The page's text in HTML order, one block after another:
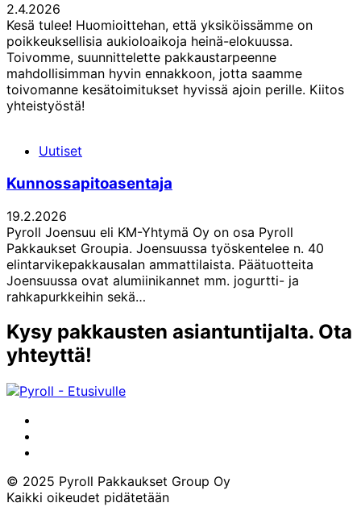
2.4.2026
Kesä tulee! Huomioittehan, että yksiköissämme on
poikkeuksellisia aukioloaikoja heinä-elokuussa.
Toivomme, suunnittelette pakkaustarpeenne
mahdollisimman hyvin ennakkoon, jotta saamme
toivomanne kesätoimitukset hyvissä ajoin perille. Kiitos
yhteistyöstä!
Uutiset
Kunnossapitoasentaja
19.2.2026
Pyroll Joensuu eli KM-Yhtymä Oy on osa Pyroll
Pakkaukset Groupia. Joensuussa työskentelee n. 40
elintarvikepakkausalan ammattilaista. Päätuotteita
Joensuussa ovat alumiinikannet mm. jogurtti- ja
rahkapurkkeihin sekä…
Kysy pakkausten asiantuntijalta. Ota
yhteyttä!
© 2025 Pyroll Pakkaukset Group Oy
Kaikki oikeudet pidätetään